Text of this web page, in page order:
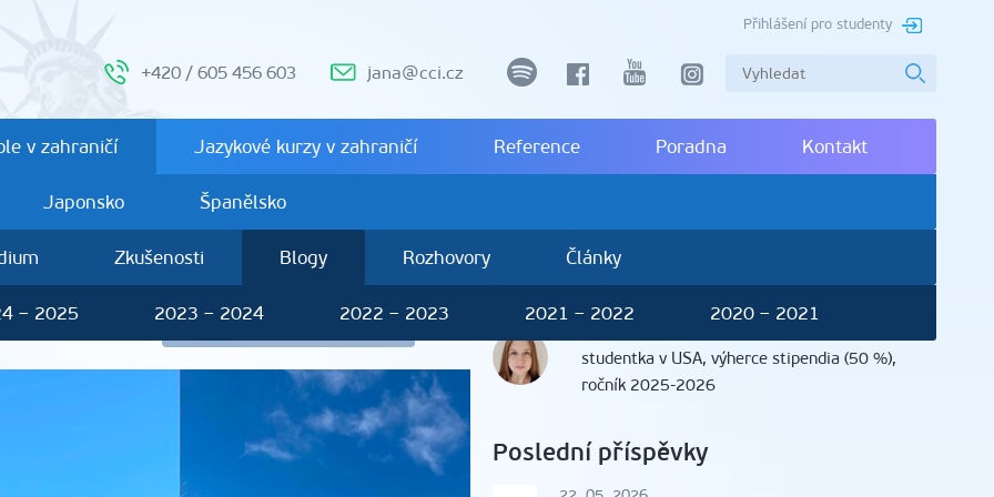
Přihlášení pro studenty
+420 / 605 456 603 jana@cci.cz spotify facebookyoutubeinstagram
v zahraničí Jazykové kurzy v zahraničí Reference Poradna Kontakt
Japonsko Španělsko
Zkušenosti Blogy Rozhovory Články
– 2025 2023 – 2024 2022 – 2023 2021 – 2022 2020 – 2021
Další studenti 2025 – 2026
studentka v USA, výherce stipendia (50 %),
ročník 2025-2026
Poslední příspěvky